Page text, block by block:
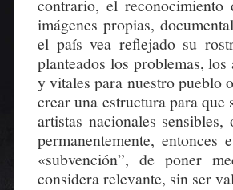
contrario, el reconocimiento
imágenes propias,
el país vea reflejado su
planteados los problemas, los
y vitales para nuestro pueblo
crear una estructura para
artistas nacionales
permanentemente,
«subvención”, de poner
considera relevante, sin ser